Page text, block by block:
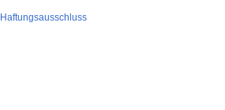
Haftungsausschluss